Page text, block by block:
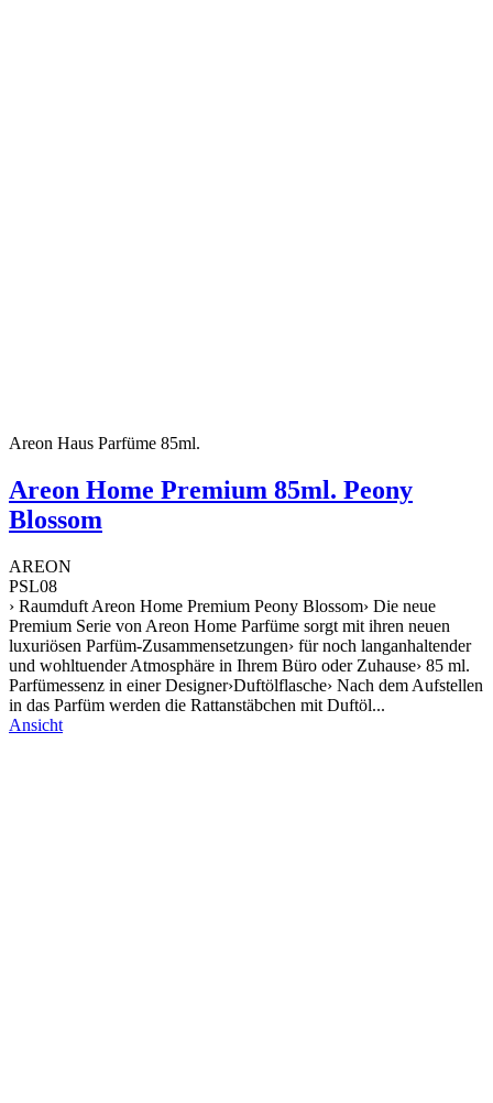
Areon Haus Parfüme 85ml.
Areon Home Premium 85ml. Peony
Blossom
AREON
PSL08
› Raumduft Areon Home Premium Peony Blossom› Die neue
Premium Serie von Areon Home Parfüme sorgt mit ihren neuen
luxuriösen Parfüm-Zusammensetzungen› für noch langanhaltender
und wohltuender Atmosphäre in Ihrem Büro oder Zuhause› 85 ml.
Parfümessenz in einer Designer›Duftölflasche› Nach dem Aufstellen
in das Parfüm werden die Rattanstäbchen mit Duftöl...
Ansicht